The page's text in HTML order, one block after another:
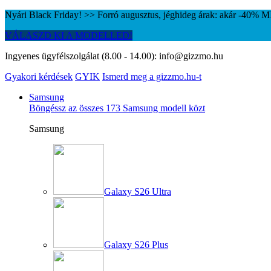
Nyári Black Friday! >> Forró augusztus, jéghideg árak: akár -40%
VÁLASZD KI A MODELLED!
Ingyenes ügyfélszolgálat (8.00 - 14.00): info@gizzmo.hu
Gyakori kérdések GYIK Ismerd meg a gizzmo.hu-t
Samsung
Böngéssz az összes 173 Samsung modell közt
Samsung
Galaxy S26 Ultra
Galaxy S26 Plus